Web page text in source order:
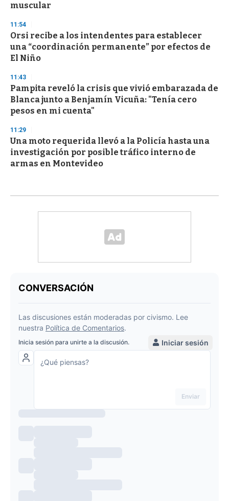
muscular
11:54
Orsi recibe a los intendentes para establecer
una “coordinación permanente” por efectos de
El Niño
11:43
Pampita reveló la crisis que vivió embarazada de
Blanca junto a Benjamín Vicuña: "Tenía cero
pesos en mi cuenta"
11:29
Una moto requerida llevó a la Policía hasta una
investigación por posible tráfico interno de
armas en Montevideo